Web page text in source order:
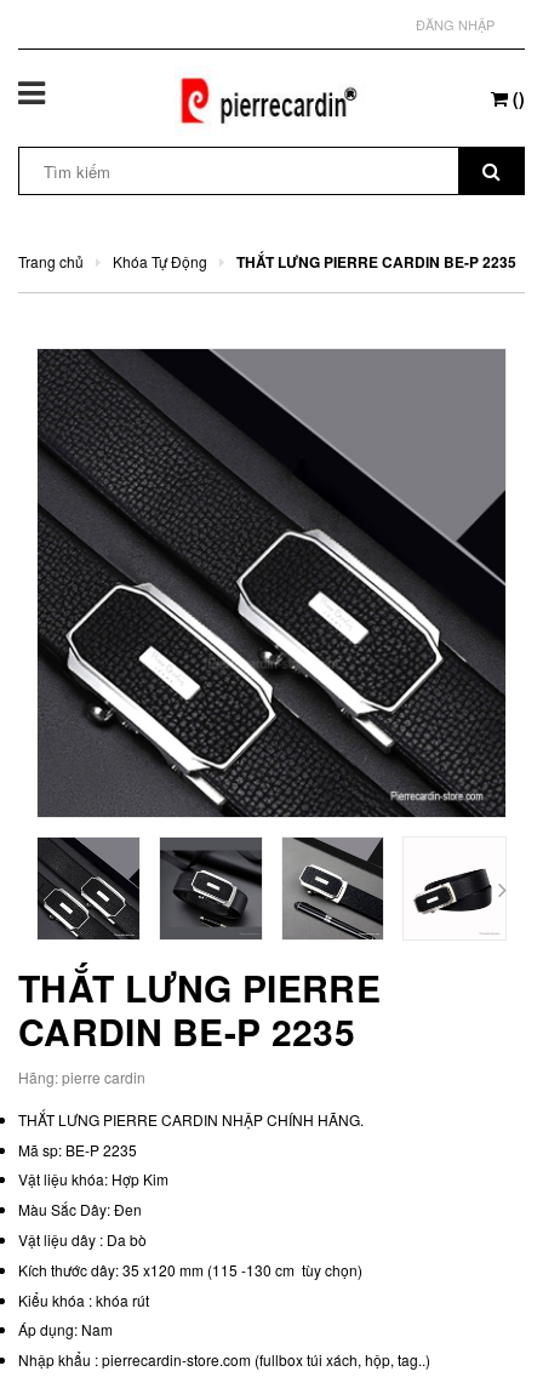
ĐĂNG NHẬP
()
Trang chủ Khóa Tự Động THẮT LƯNG PIERRE CARDIN BE-P 2235
THẮT LƯNG PIERRE
CARDIN BE-P 2235
Hãng:pierre cardin
THẮT LƯNG PIERRE CARDIN NHẬP CHÍNH HÃNG.
Mã sp: BE-P 2235
Vật liệu khóa: Hợp Kim
Màu Sắc Dây: Đen
Vật liệu dây : Da bò
Kích thước dây: 35 x120 mm (115 -130 cm tùy chọn)
Kiểu khóa : khóa rút
Áp dụng: Nam
Nhập khẩu : pierrecardin-store.com (fullbox túi xách, hộp, tag..)